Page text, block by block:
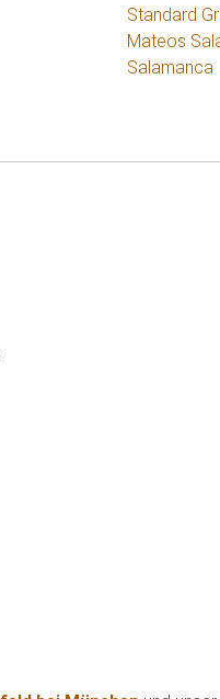
Standard
Mateos
Salamanca